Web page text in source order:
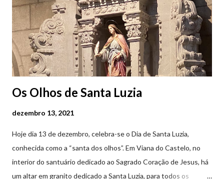
(2019.10.25)
Os Olhos de Santa Luzia
dezembro 13, 2021
Hoje dia 13 de dezembro, celebra-se o Dia de Santa Luzia,
conhecida como a “santa dos olhos”. Em Viana do Castelo, no
interior do santuário dedicado ao Sagrado Coração de Jesus, há
um altar em granito dedicado a Santa Luzia, para todos os